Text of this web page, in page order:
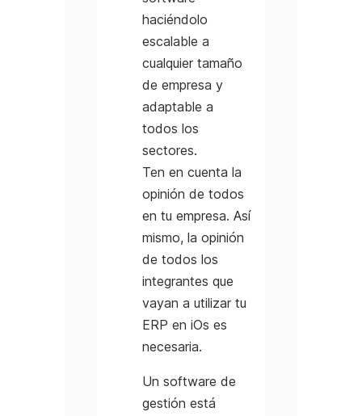
haciéndolo
escalable a
cualquier tamaño
de empresa y
adaptable a
todos los
sectores.
Ten en cuenta la
opinión de todos
en tu empresa. Así
mismo, la opinión
de todos los
integrantes que
vayan a utilizar tu
ERP en iOs es
necesaria.
Un software de
gestión está